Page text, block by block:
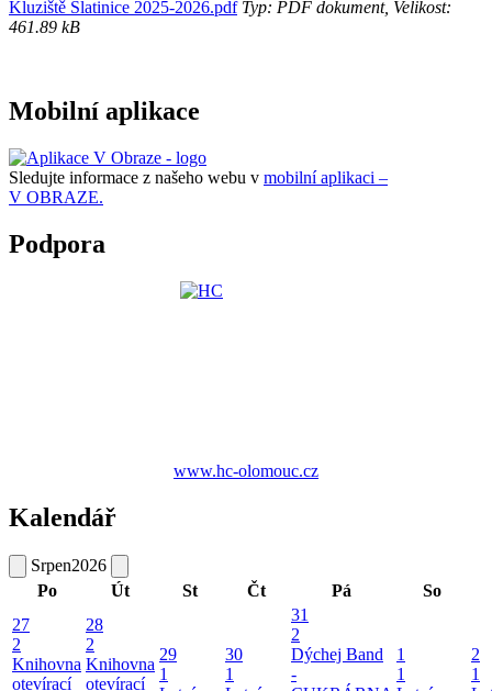
Kluziště Slatinice 2025-2026.pdfTyp: PDF dokument, Velikost:
461.89 kB
Mobilní aplikace
Sledujte informace z našeho webu v mobilní aplikaci –
V OBRAZE.
Podpora
www.hc-olomouc.cz
Kalendář
Srpen2026
Po
Út St Čt Pá
So
27
2
Knihovna
otevírací
28
2
Knihovna
otevírací
29
1
30
1
31
2
Dýchej Band
-
1
1
2
1